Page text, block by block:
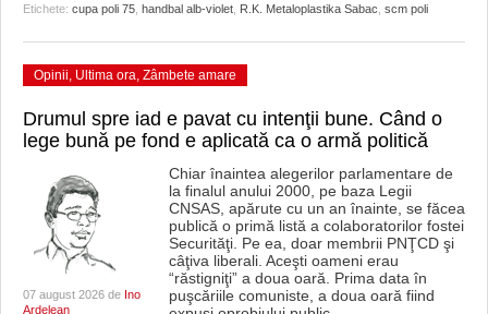
SFATURI JURIDICE
Etichete: cupa poli 75 handbal alb-violet R.K. Metaloplastika Sabac scm poli
Opinii, Ultima ora, Zâmbete amare
Drumul spre iad e pavat cu intenţii bune. Când o
lege bună pe fond e aplicată ca o armă politică
07 august 2026 de Ino
Ardelean
Chiar înaintea alegerilor parlamentare de
la finalul anului 2000, pe baza Legii
CNSAS, apărute cu un an înainte, se făcea
publică o primă listă a colaboratorilor fostei
Securităţi. Pe ea, doar membrii PNŢCD şi
câţiva liberali. Aceşti oameni erau
“răstigniţi” a doua oară. Prima data în
puşcăriile comuniste, a doua oară fiind